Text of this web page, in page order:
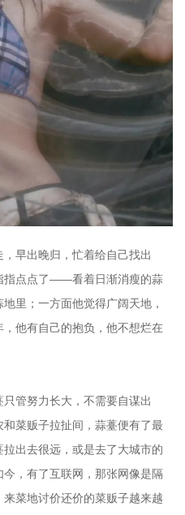
早出晚归，忙着给自己找出
指点点了——看着日渐消瘦的蒜
里；一方面他觉得广阔天地，
他有自己的抱负，他不想烂在
管努力长大，不需要自谋出
菜贩子拉扯间，蒜薹便有了最
出去很远，或是去了大城市的
，有了互联网，那张网像是隔
菜地讨价还价的菜贩子越来越